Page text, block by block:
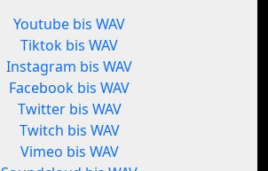
Youtube bis WAV
Tiktok bis WAV
Instagram bis WAV
Facebook bis WAV
Twitter bis WAV
Twitch bis WAV
Vimeo bis WAV